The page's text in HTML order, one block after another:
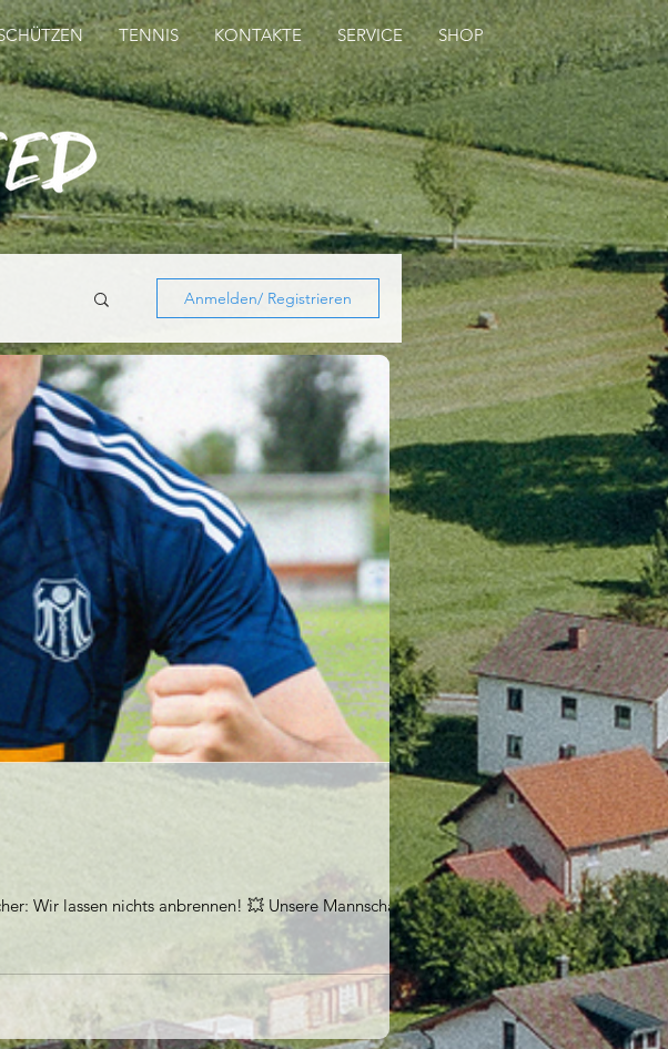
TENNIS KONTAKTE SERVICE SHOP
Anmelden/ Registrieren
Wir lassen nichts anbrennen! 💥 Unsere Mannschaft wird